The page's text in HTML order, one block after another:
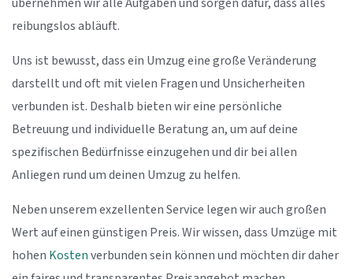
übernehmen wir alle Aufgaben und sorgen dafür, dass alles
reibungslos abläuft.
Uns ist bewusst, dass ein Umzug eine große Veränderung
darstellt und oft mit vielen Fragen und Unsicherheiten
verbunden ist. Deshalb bieten wir eine persönliche
Betreuung und individuelle Beratung an, um auf deine
spezifischen Bedürfnisse einzugehen und dir bei allen
Anliegen rund um deinen Umzug zu helfen.
Neben unserem exzellenten Service legen wir auch großen
Wert auf einen günstigen Preis. Wir wissen, dass Umzüge mit
hohen Kostenverbunden sein können und möchten dir daher